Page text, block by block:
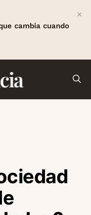
cambia cuando
×